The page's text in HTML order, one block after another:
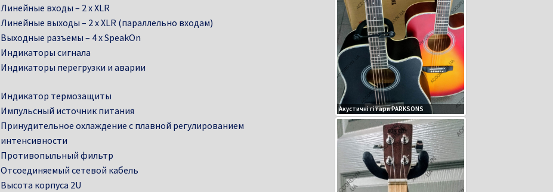
Линейные входы – 2 x XLR
Линейные выходы – 2 x XLR (параллельно входам)
Выходные разъемы – 4 x SpeakOn
Индикаторы сигнала
Индикаторы перегрузки и аварии
Индикатор термозащиты
Импульсный источник питания
Принудительное охлаждение с плавной регулированием
интенсивности
Противопыльный фильтр
Отсоединяемый сетевой кабель
Высота корпуса 2U
Акустичні гітари PARKSONS